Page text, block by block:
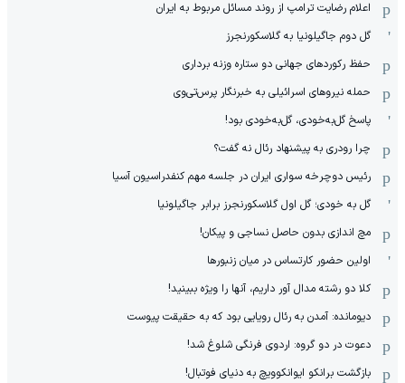
اعلام رضایت ترامپ از روند مسائل مربوط به ایران
گل دوم جاگیلونیا به گلاسکورنجرز
حفظ رکوردهای جهانی دو ستاره وزنه برداری
حمله نیروهای اسرائیلی به خبرنگار پرس‌تی‌وی
پاسخ گل‌به‌خودی، گل‌به‌خودی بود!
چرا رودری به پیشنهاد رئال نه گفت؟
رئیس دوچرخه سواری ایران در جلسه مهم کنفدراسیون آسیا
گل به خودی؛ گل اول گلاسکورنجرز برابر جاگیلونیا
مچ اندازی بدون حاصل نساجی و پیکان!
اولین حضور کارتساس در میان زنبورها
کلا دو‌ رشته مدال آور داریم، آنها را ویژه ببینید!
دیومانده: آمدن به رئال رویایی بود که به حقیقت پیوست
دعوت در دو گروه: اردوی فرنگی شلوغ شد!
بازگشت برانکو ایوانکوویچ به دنیای فوتبال!